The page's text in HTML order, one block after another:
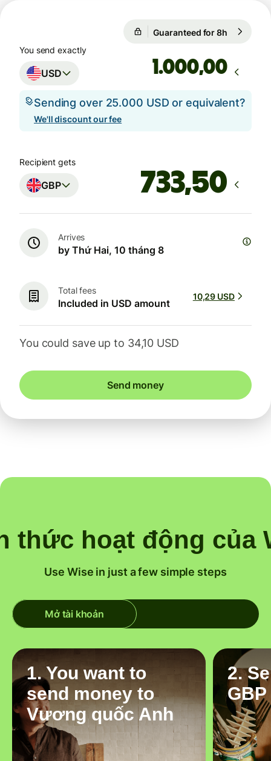
Guaranteed for 8h
You send exactly
USD ,00
Sending over 25.000 USD or equivalent?
We'll discount our fee
Recipient gets
GBP
Arrives
by Thứ Hai, 10 tháng 8
Total fees
Included in USD amount
10,29 USD
You could save up to 34,10 USD
Send money
thức hoạt động của
Use Wise in just a few simple steps
Mở tài khoản
1. You want to
send money to
Vương quốc Anh
2.
GBP